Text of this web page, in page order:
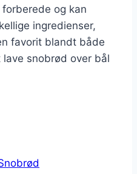
og kan
ingredienser,
favorit blandt både
lave snobrød over bål